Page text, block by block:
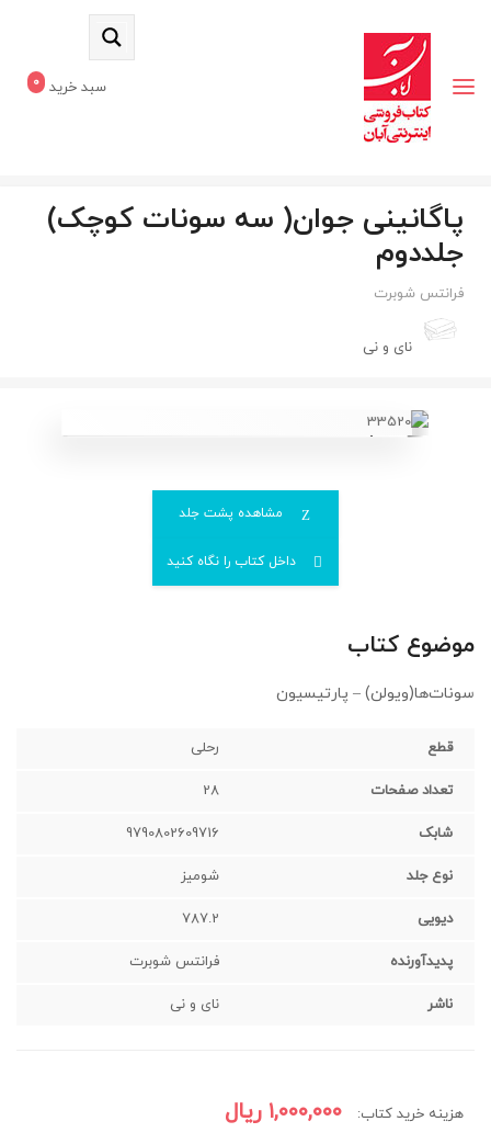
سبد خرید 0
پاگانینی جوان( سه سونات کوچک)
جلددوم
فرانتس شوبرت
نای و نی
مشاهده پشت جلد
داخل کتاب را نگاه کنید
موضوع کتاب
سونات‌ها(ویولن) – پارتیسیون
قطع رحلی
تعداد صفحات 28
شابک 9790802609716
نوع جلد شومیز
دیویی 787.2
پدیدآورنده فرانتس شوبرت
ناشر نای و نی
هزینه خرید کتاب: ۱,۰۰۰,۰۰۰ ریال